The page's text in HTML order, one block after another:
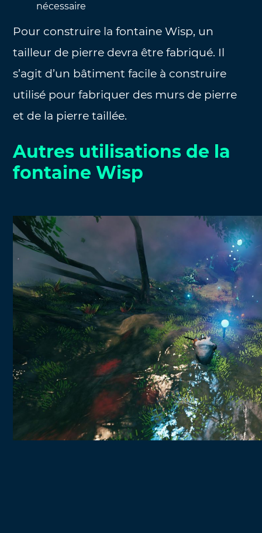
nécessaire
Pour construire la fontaine Wisp, un
tailleur de pierre devra être fabriqué. Il
s’agit d’un bâtiment facile à construire
utilisé pour fabriquer des murs de pierre
et de la pierre taillée.
Autres utilisations de la
fontaine Wisp